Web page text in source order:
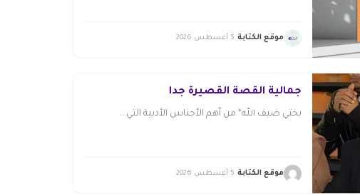
موقع الكتابة 5 أغسطس 2026
جمالية القصة القصيرة جدا
بختي ضيف الله* من أهم الأجناس الأدبية التي...
موقع الكتابة 5 أغسطس 2026